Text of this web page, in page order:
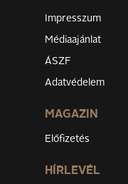
Impresszum
Médiaajánlat
ÁSZF
Adatvédelem
MAGAZIN
Előfizetés
HÍRLEVÉL